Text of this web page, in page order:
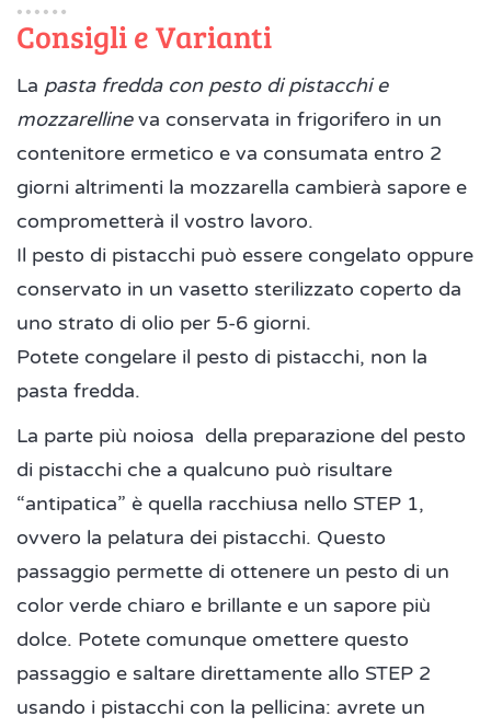
Consigli e Varianti
La pasta fredda con pesto di pistacchi e
mozzarellineva conservata in frigorifero in un
contenitore ermetico e va consumata entro 2
giorni altrimenti la mozzarella cambierà sapore e
comprometterà il vostro lavoro.
Il pesto di pistacchi può essere congelato oppure
conservato in un vasetto sterilizzato coperto da
uno strato di olio per 5-6 giorni.
Potete congelare il pesto di pistacchi, non la
pasta fredda.
La parte più noiosa della preparazione del pesto
di pistacchi che a qualcuno può risultare
“antipatica” è quella racchiusa nello STEP 1,
ovvero la pelatura dei pistacchi. Questo
passaggio permette di ottenere un pesto di un
color verde chiaro e brillante e un sapore più
dolce. Potete comunque omettere questo
passaggio e saltare direttamente allo STEP 2
usando i pistacchi con la pellicina: avrete un